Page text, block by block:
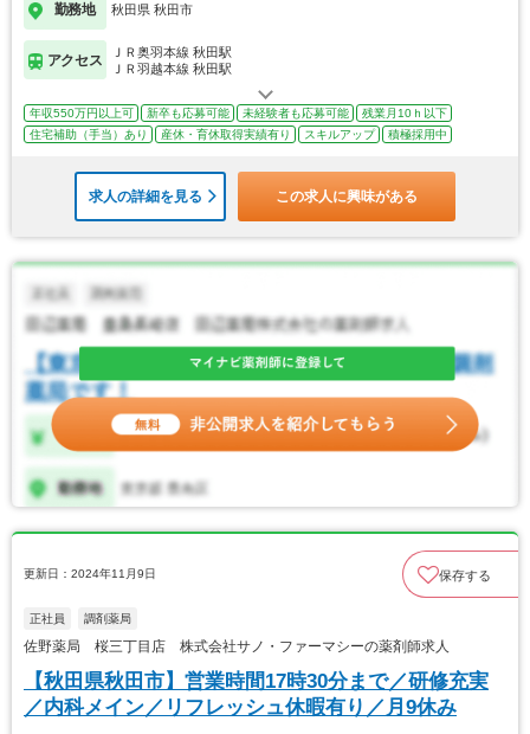
勤務地 秋田県 秋田市
アクセス
ＪＲ奥羽本線 秋田駅
ＪＲ羽越本線 秋田駅
年収550万円以上可 新卒も応募可能 未経験者も応募可能
残業月10ｈ以下
住宅補助（手当）あり
産休・育休取得実績有り スキルアップ 積極採用中
求人の詳細を見る この求人に興味がある
更新日：2024年11月9日 保存する
正社員 調剤薬局
佐野薬局 桜三丁目店 株式会社サノ・ファーマシーの薬剤師求人
【秋田県秋田市】営業時間17時30分まで／研修充実
／内科メイン／リフレッシュ休暇有り／月9休み